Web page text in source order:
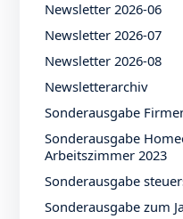
Newsletter 2026-06
Newsletter 2026-07
Newsletter 2026-08
Newsletterarchiv
Sonderausgabe
Sonderausgabe
Arbeitszimmer 2023
Sonderausgabe
Sonderausgabe zum